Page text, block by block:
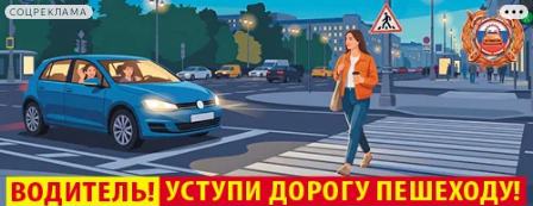
СОЦРЕКЛАМА